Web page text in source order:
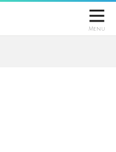

Menu